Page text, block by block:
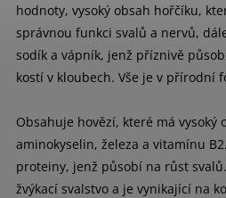
hodnoty, vysoký obsah hořčíku,
správnou funkci svalů a nervů,
sodík a vápník, jenž příznivě
kostí v kloubech. Vše je v přírodní
Obsahuje hovězí, které má vysoký
aminokyselin, železa a vitamínu
proteiny, jenž působí na růst
žvýkací svalstvo a je vynikající na